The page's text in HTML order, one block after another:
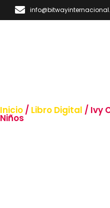
Inicio / Libro Digital / Ivy
Niños